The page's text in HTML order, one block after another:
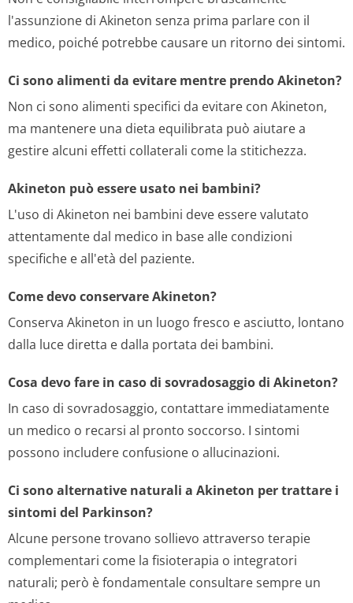
l'assunzione di Akineton senza prima parlare con il
medico, poiché potrebbe causare un ritorno dei sintomi.
Ci sono alimenti da evitare mentre prendo Akineton?
Non ci sono alimenti specifici da evitare con Akineton,
ma mantenere una dieta equilibrata può aiutare a
gestire alcuni effetti collaterali come la stitichezza.
Akineton può essere usato nei bambini?
L'uso di Akineton nei bambini deve essere valutato
attentamente dal medico in base alle condizioni
specifiche e all'età del paziente.
Come devo conservare Akineton?
Conserva Akineton in un luogo fresco e asciutto, lontano
dalla luce diretta e dalla portata dei bambini.
Cosa devo fare in caso di sovradosaggio di Akineton?
In caso di sovradosaggio, contattare immediatamente
un medico o recarsi al pronto soccorso. I sintomi
possono includere confusione o allucinazioni.
Ci sono alternative naturali a Akineton per trattare i
sintomi del Parkinson?
Alcune persone trovano sollievo attraverso terapie
complementari come la fisioterapia o integratori
naturali; però è fondamentale consultare sempre un